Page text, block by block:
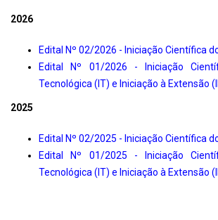
2026
Edital Nº 02/2026 - Iniciação Científica
Edital Nº 01/2026 - Iniciação
Tecnológica (IT) e Iniciação à Extensão
2025
Edital Nº 02/2025 - Iniciação Científica
Edital Nº 01/2025 - Iniciação
Tecnológica (IT) e Iniciação à Extensão